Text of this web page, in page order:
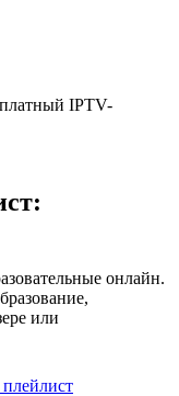
IPTV-
онлайн.
или